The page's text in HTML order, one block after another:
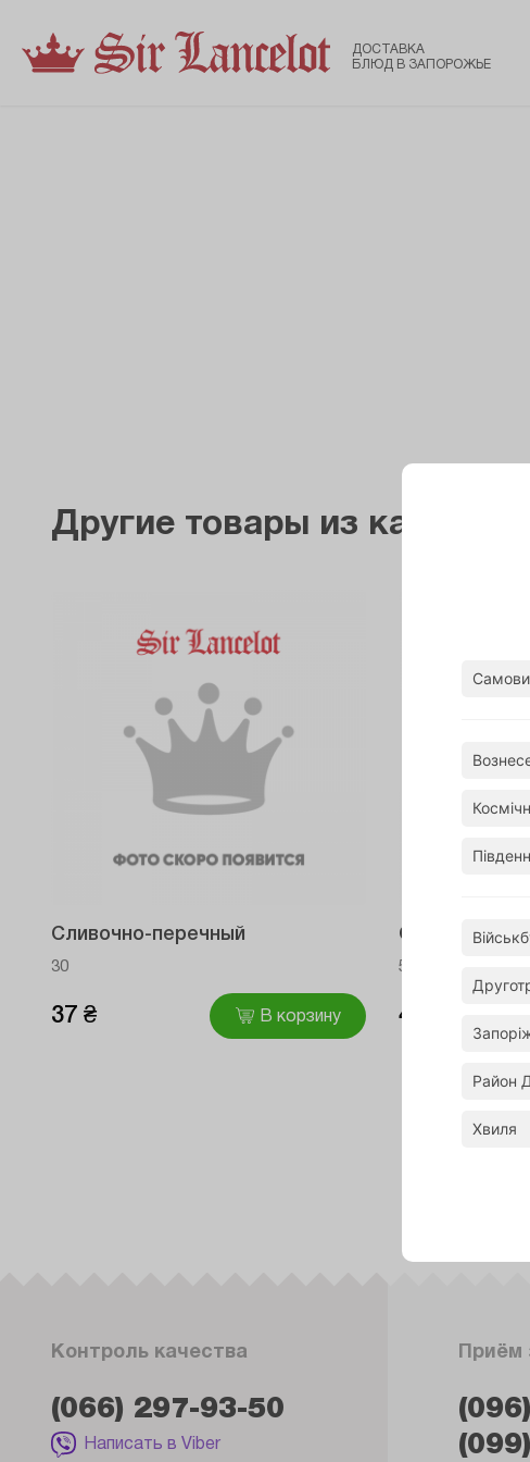
ДОСТАВКА
БЛЮД В ЗАПОРОЖЬЕ
Другие товары из
Сливочно-перечный
30
37 ₴ В корзину
Сырный
50
43 ₴
Контроль качества
(066) 297-93-50
Написать в Viber
Приём
Район
Хвиля